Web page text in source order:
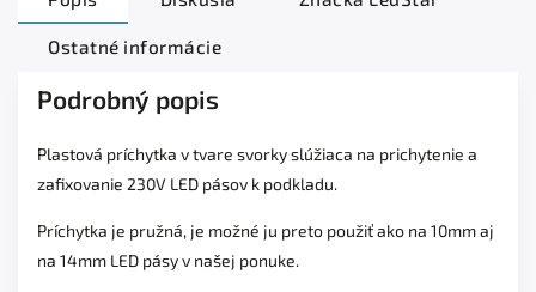
Ostatné informácie
Podrobný popis
Plastová príchytka v tvare svorky slúžiaca na prichytenie a
zafixovanie 230V LED pásov k podkladu.
Príchytka je pružná, je možné ju preto použiť ako na 10mm aj
na 14mm LED pásy v našej ponuke.